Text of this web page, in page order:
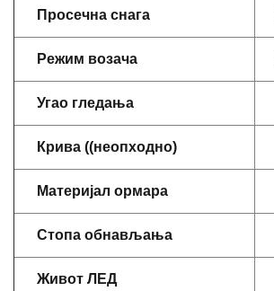
Просечна снага
Режим возача
Угао гледања
Крива ((неопходно)
Материјал ормара
Стопа обнављања
Живот ЛЕД